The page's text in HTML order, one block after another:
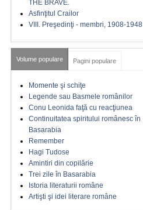
THE BRAVE.
Asfinţitul Crailor
VIII. Preşedinţi - membri, 1908-1948
Volume populare Pagini populare
Momente şi schiţe
Legende sau Basmele românilor
Conu Leonida faţă cu reacţiunea
Continuitatea spiritului românesc în
Basarabia
Remember
Hagi Tudose
Amintiri din copilărie
Trei zile în Basarabia
Istoria literaturii române
Artişti şi idei literare române